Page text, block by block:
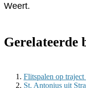
Weert.
Gerelateerde
Flitspalen op
St. Antonius uit